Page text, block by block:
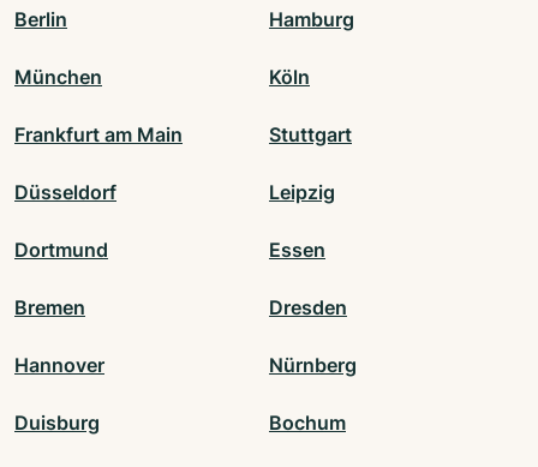
Berlin Hamburg
München Köln
Frankfurt am Main Stuttgart
Düsseldorf Leipzig
Dortmund Essen
Bremen Dresden
Hannover Nürnberg
Duisburg Bochum